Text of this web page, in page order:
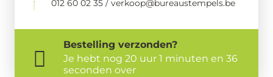
012 60 02 35 / verkoop@bureaustempels.be
Bestelling verzonden?
Je hebt nog 20 uur 1 minuten en 36
seconden over